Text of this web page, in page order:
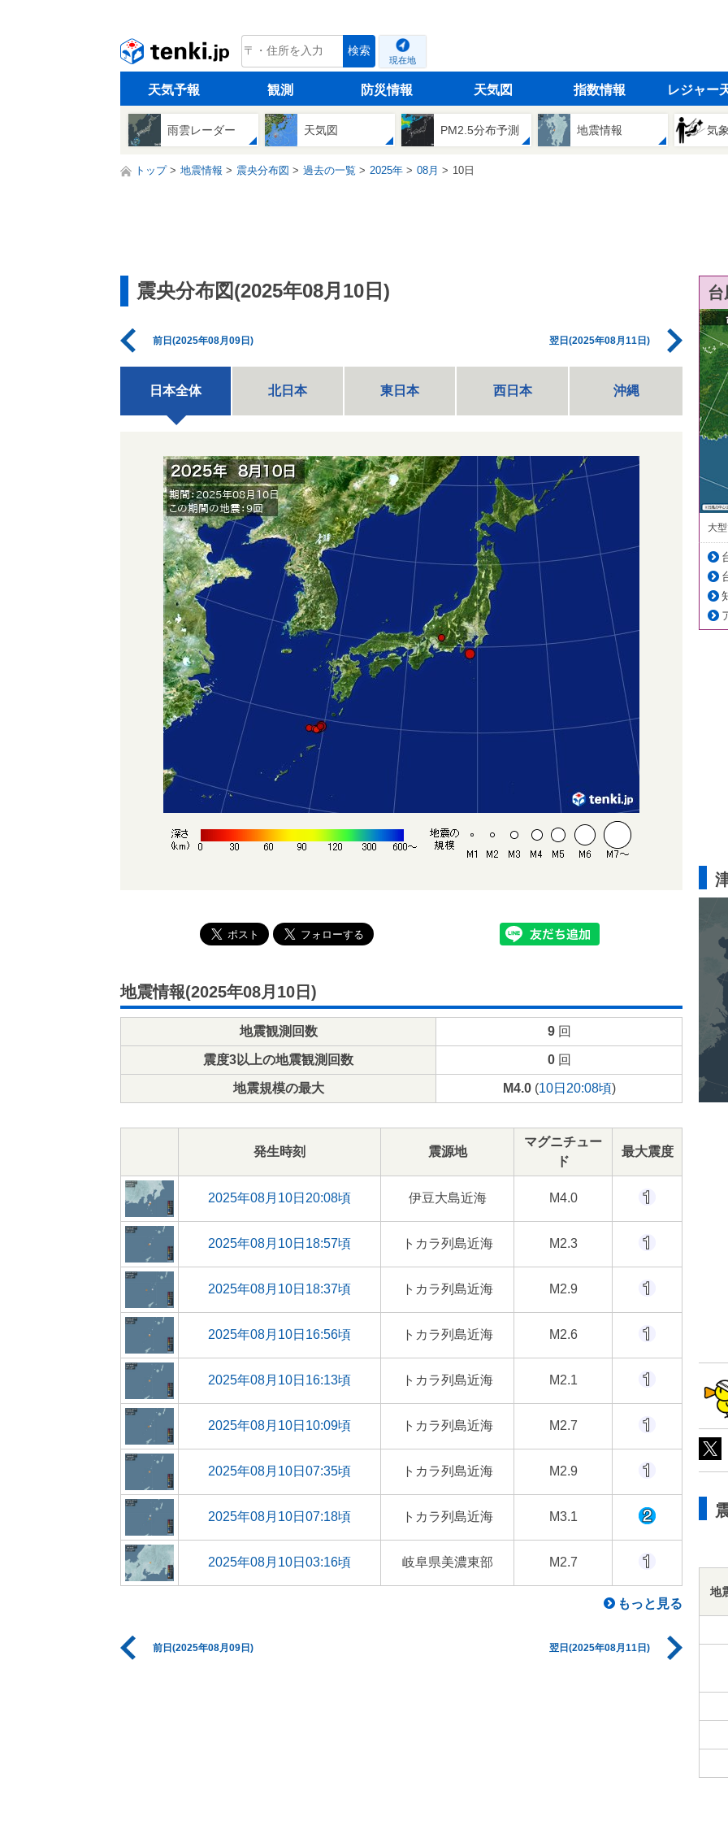
tenki.jp 検索
現在地
天気予報 観測 防災情報 天気図 指数情報 レジャー
雨雲レーダー 天気図 PM2.5分布予測 地震情報 気
トップ 地震情報 震央分布図 過去の一覧 2025年 08月 10日
震央分布図(2025年08月10日)
前日(2025年08月09日) 翌日(2025年08月11日)
日本全体 北日本 東日本 西日本 沖縄
地震情報(2025年08月10日)
地震観測回数 9回
震度3以上の地震観測回数 0回
地震規模の最大 M4.0(10日20:08頃)
発生時刻 震源地
マグニチュー
ド
最大震度
2025年08月10日20:08頃 伊豆大島近海 M4.0
2025年08月10日18:57頃 トカラ列島近海 M2.3
2025年08月10日18:37頃 トカラ列島近海 M2.9
2025年08月10日16:56頃 トカラ列島近海 M2.6
2025年08月10日16:13頃 トカラ列島近海 M2.1
2025年08月10日10:09頃 トカラ列島近海 M2.7
2025年08月10日07:35頃 トカラ列島近海 M2.9
2025年08月10日07:18頃 トカラ列島近海 M3.1
2025年08月10日03:16頃 岐阜県美濃東部 M2.7
もっと見る
前日(2025年08月09日) 翌日(2025年08月11日)
大
地